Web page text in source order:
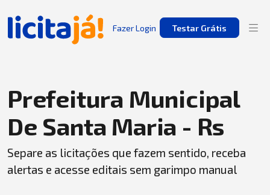
Fazer Login Testar Grátis
Prefeitura Municipal
De Santa Maria - Rs
Separe as licitações que fazem sentido, receba
alertas e acesse editais sem garimpo manual